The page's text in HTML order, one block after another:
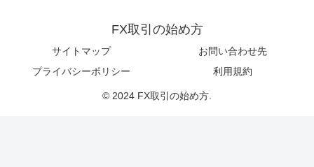
FX取引の始め方
サイトマップ
お問い合わせ先
プライバシーポリシー
利用規約
© 2024 FX取引の始め方.